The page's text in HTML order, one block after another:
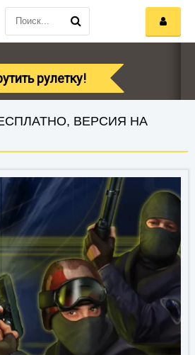
ВЕРСИЯ НА
рулетку!